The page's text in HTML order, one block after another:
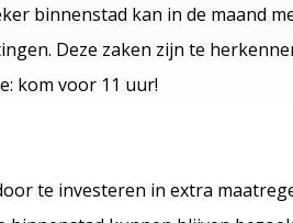
binnenstad kan in de maand
Deze zaken zijn te
kom voor 11 uur!
te investeren in extra